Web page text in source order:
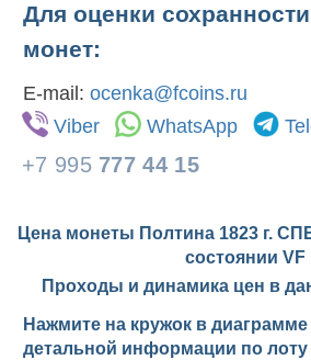
Для оценки
монет:
E-mail: ocenka@fcoins.ru
Viber
WhatsApp
+7 995 777 44 15
Цена монеты Полтина 1823 г.
состоянии VF
Проходы и динамика цен в
Нажмите на кружок в
детальной информации по лоту